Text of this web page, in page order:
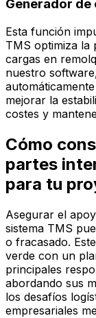
Generador de
Esta función
TMS optimiza la
cargas en
nuestro
mejorar la
costes y
Cómo
partes
para tu
Asegurar el
sistema TMS
o fracasado.
verde con un
principales
abordando sus
los desafíos
empresariales